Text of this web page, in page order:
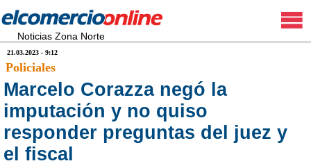
Noticias Zona Norte
21.03.2023 - 9:12
Policiales
Marcelo Corazza negó la
imputación y no quiso
responder preguntas del juez y
el fiscal